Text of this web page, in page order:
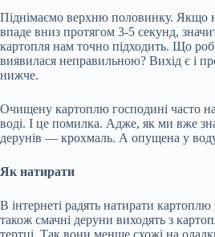
Піднімаємо верхню половинку. Якщо
впаде вниз протягом 3-5 секунд,
картопля нам точно підходить. Що
виявилася неправильною? Вихід є і
нижче.
Очищену картоплю господині часто
воді. І це помилка. Адже, як ми вже
дерунів — крохмаль. А опущена у
Як натирати
В інтернеті радять натирати картоплю
також смачні деруни виходять з